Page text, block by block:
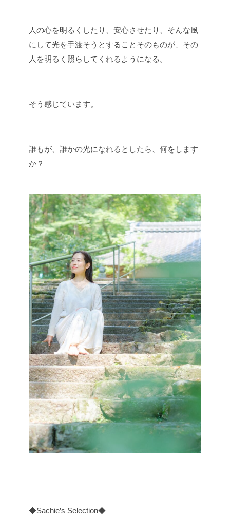
人の心を明るくしたり、安心させたり、そんな風
にして光を手渡そうとすることそのものが、その
人を明るく照らしてくれるようになる。
そう感じています。
誰もが、誰かの光になれるとしたら、何をします
か？
◆Sachie’s Selection◆